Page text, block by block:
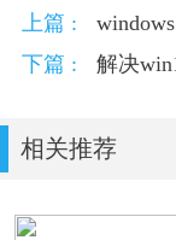
上篇 :
下篇 :
解决
相关推荐